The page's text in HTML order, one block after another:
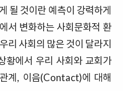
될 것이란 예측이 강력하게
서 변화하는 사회문화적 환
리 사회의 많은 것이 달라지
황에서 우리 사회와 교회가
계 , 이음(Contact)에 대해